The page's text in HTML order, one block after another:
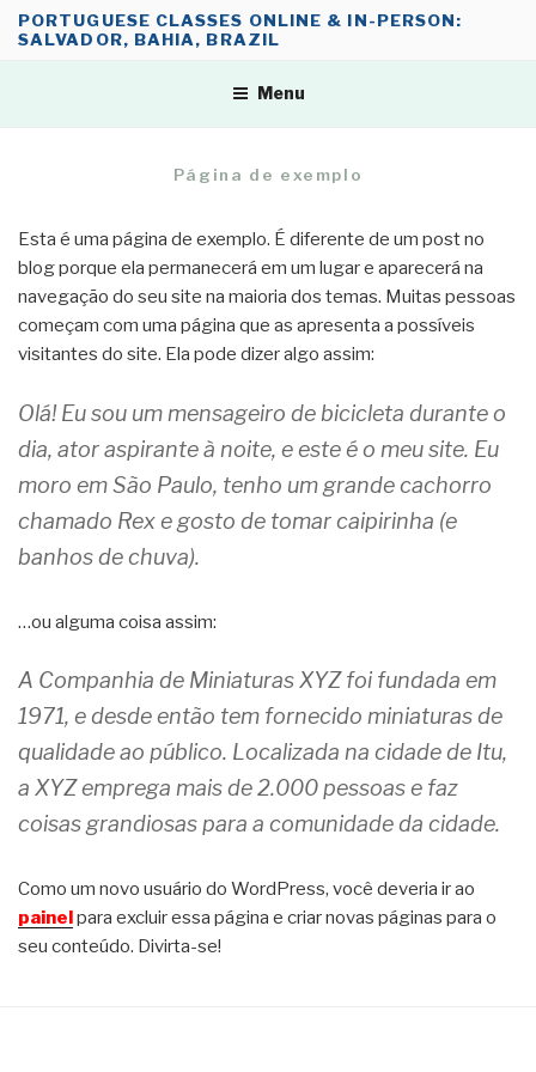
Skip
to
PORTUGUESE CLASSES ONLINE & IN-PERSON:
SALVADOR, BAHIA, BRAZIL
Menu
Página de exemplo
Esta é uma página de exemplo. É diferente de um post no
blog porque ela permanecerá em um lugar e aparecerá na
navegação do seu site na maioria dos temas. Muitas pessoas
começam com uma página que as apresenta a possíveis
visitantes do site. Ela pode dizer algo assim:
Olá! Eu sou um mensageiro de bicicleta durante o
dia, ator aspirante à noite, e este é o meu site. Eu
moro em São Paulo, tenho um grande cachorro
chamado Rex e gosto de tomar caipirinha (e
banhos de chuva).
…ou alguma coisa assim:
A Companhia de Miniaturas XYZ foi fundada em
1971, e desde então tem fornecido miniaturas de
qualidade ao público. Localizada na cidade de Itu,
a XYZ emprega mais de 2.000 pessoas e faz
coisas grandiosas para a comunidade da cidade.
Como um novo usuário do WordPress, você deveria ir ao
painelpara excluir essa página e criar novas páginas para o
seu conteúdo. Divirta-se!